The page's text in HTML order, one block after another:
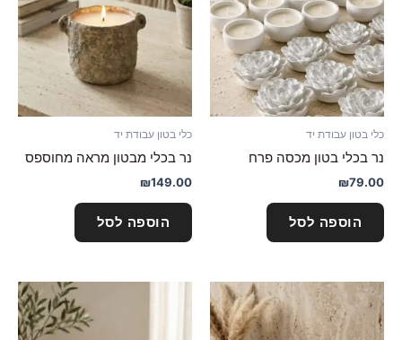
כלי בטון עבודת יד
נר בכלי בטון מכסה פרח
₪79.00
הוספה לסל
כלי בטון עבודת יד
נר בכלי מבטון מראה מחוספס
₪149.00
הוספה לסל